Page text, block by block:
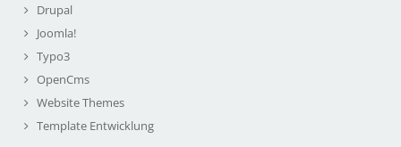
Drupal
Joomla!
Typo3
OpenCms
Website Themes
Template Entwicklung